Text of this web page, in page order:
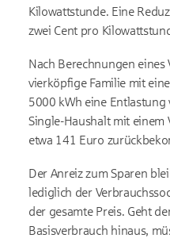
Kilowattstunde. Eine
zwei Cent pro
Nach Berechnungen
vierköpfige Familie mit
5000 kWh eine
Single-Haushalt mit einem
etwa 141 Euro
Der Anreiz zum Sparen
lediglich der
der gesamte Preis. Geht
Basisverbrauch hinaus,